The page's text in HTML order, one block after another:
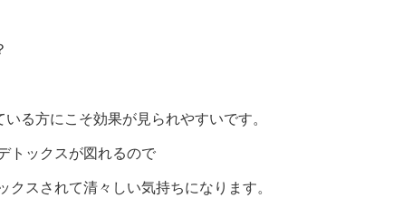
る方にこそ効果が見られやすいです。
トックスが図れるので
クスされて清々しい気持ちになります。